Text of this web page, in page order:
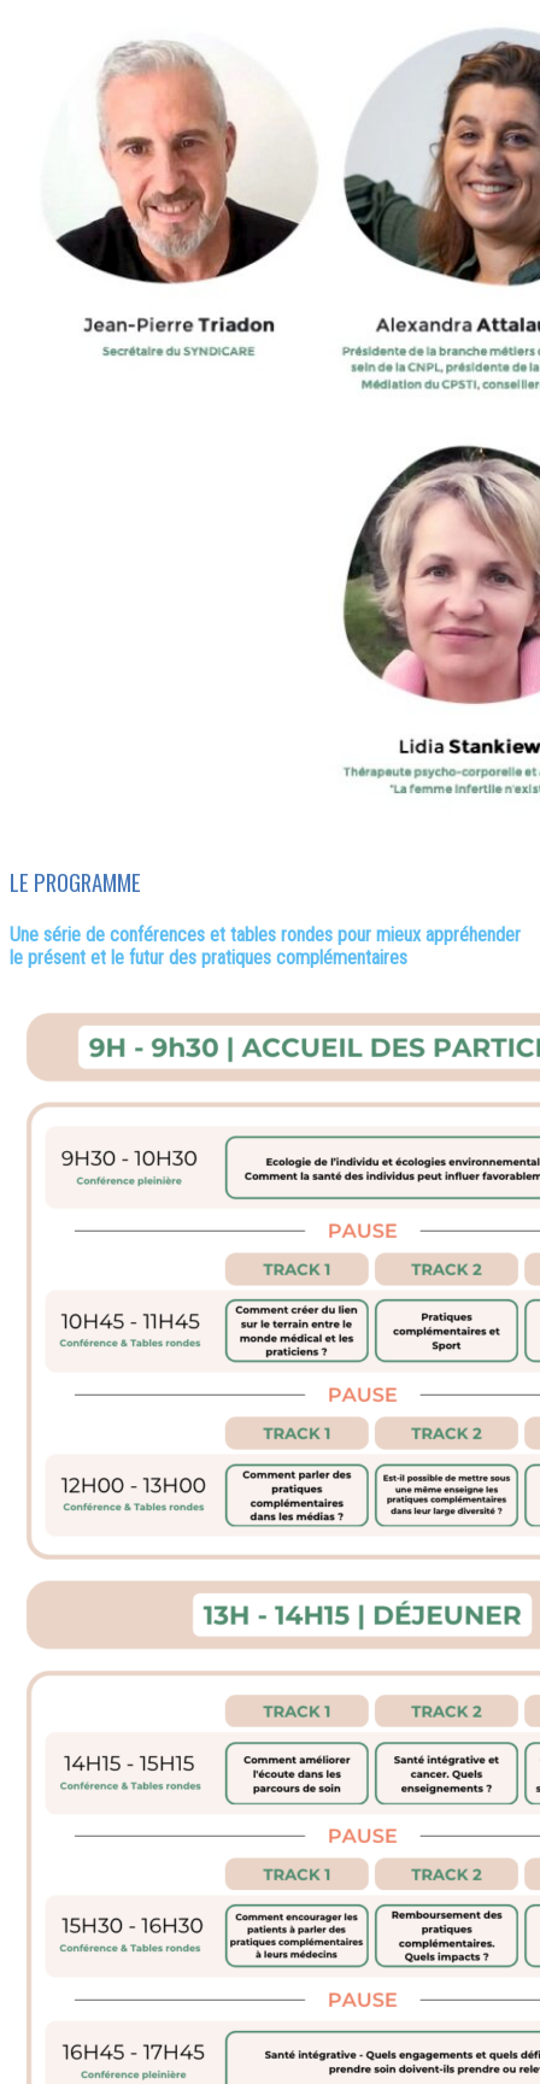
LE PROGRAMME
Une série de conférences et tables rondes pour mieux appréhender
le présent et le futur des pratiques complémentaires